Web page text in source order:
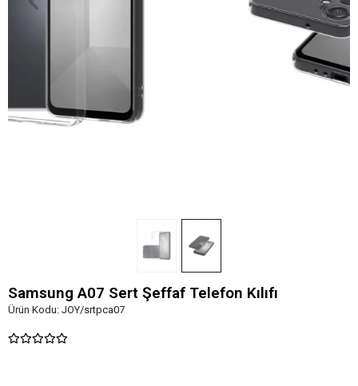
Samsung A07 Sert Şeffaf Telefon Kılıfı
Ürün Kodu: JOY/srtpca07